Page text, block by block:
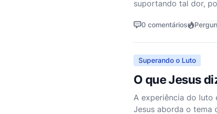
suportando tal dor,
cons0 comentários
Superando o Luto
O que Jesus
A experiência do luto
Jesus aborda o tema